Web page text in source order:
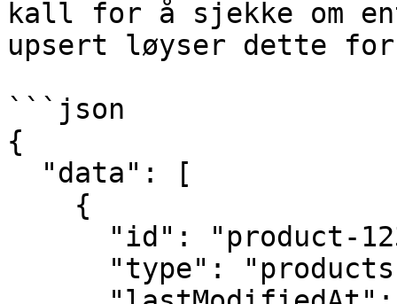
kall for å sjekke om
upsert løyser dette
```json
{